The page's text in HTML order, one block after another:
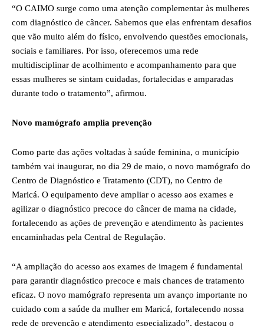
“O CAIMO surge como uma atenção complementar às mulheres
com diagnóstico de câncer. Sabemos que elas enfrentam desafios
que vão muito além do físico, envolvendo questões emocionais,
sociais e familiares. Por isso, oferecemos uma rede
multidisciplinar de acolhimento e acompanhamento para que
essas mulheres se sintam cuidadas, fortalecidas e amparadas
durante todo o tratamento”, afirmou.
Novo mamógrafo amplia prevenção
Como parte das ações voltadas à saúde feminina, o município
também vai inaugurar, no dia 29 de maio, o novo mamógrafo do
Centro de Diagnóstico e Tratamento (CDT), no Centro de
Maricá. O equipamento deve ampliar o acesso aos exames e
agilizar o diagnóstico precoce do câncer de mama na cidade,
fortalecendo as ações de prevenção e atendimento às pacientes
encaminhadas pela Central de Regulação.
“A ampliação do acesso aos exames de imagem é fundamental
para garantir diagnóstico precoce e mais chances de tratamento
eficaz. O novo mamógrafo representa um avanço importante no
cuidado com a saúde da mulher em Maricá, fortalecendo nossa
rede de prevenção e atendimento especializado”, destacou o